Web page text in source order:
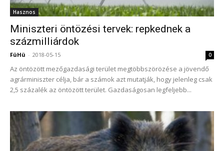
Hasznos
Miniszteri öntözési tervek: repkednek a
százmilliárdok
FüHü - 2018-05-15 0
Az öntözött mezőgazdasági terület megtöbbszörözése a jövendő
agrárminiszter célja, bár a számok azt mutatják, hogy jelenleg csak
2,5 százalék az öntözött terület. Gazdaságosan legfeljebb...